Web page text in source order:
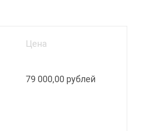
Цена
79 000,00 рублей